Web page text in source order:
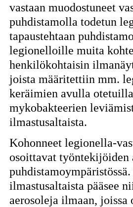
vastaan muodostuneet
puhdistamolla todetun
tapaustehtaan
legionelloille muita
henkilökohtaisin
joista määritettiin mm.
keräimien avulla
mykobakteerien
ilmastusaltaista.
Kohonneet legionella-
osoittavat
ilmastusaltaista pääsee
aerosoleja ilmaan,